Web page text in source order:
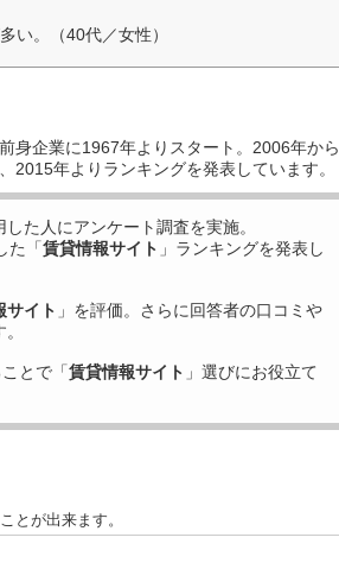
い。（40代／女性）
身企業に1967年よりスタート。2006年から
2015年よりランキングを発表しています。
した 人にアンケート調査を実施。
た「賃貸情報サイト 」ランキングを発表し
サイト 」を評価。さらに回答者の口コミや
とで「賃貸情報サイト 」選びにお役立て
とが出来ます。